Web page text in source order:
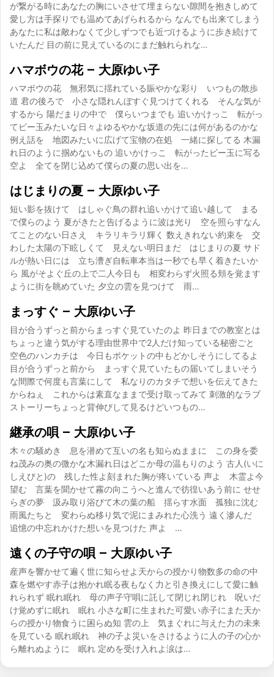
が繋がる時にあなたの胸にいさせて埋まらない隙間を抱きしめて
愛し方は手探りでも温めてあげられるから なんでも出来てしまう
あなたに私は敵わなくて少しずつでも近づけるように歩き続けて
いたんだ 目の前に見えているのにまだ触れられな…
ハマボウの花 – 大原ゆい子
ハマボウの花 無邪気に揺れている賑やかな彩り いつもの散歩
道 君の後ろで 小さな隠れんぼすぐ見つけてくれる そんな気が
するから 陽だまりの中で 僕らいつまでも 追いかけっこ 転がっ
てビー玉みたいな日々よゆるやかな坂道の先には何があるのかな
例え話を 地図みたいに広げて宝物の在処 一緒に探してる 木漏
れ日のように掴めないもの 追いかけっこ 転がったビー玉に写る
空よ 全てを閉じ込めて僕らの夏の思い出を…
はじまりの夏 – 大原ゆい子
短い影を抜けて はしゃぐ鳥の群れ追いかけて追い越して まる
で僕らのよう 夏がきたと告げるように波は光り 空を照らすなん
てことのない日さえ キラリキラリ輝く 数えきれない約束を 交
わした太陽の下眩しくて 見えない明日まだ はじまりの夏 サド
ルが熱い日には 立ち漕ぎ自転車本当は一秒でも早く着きたいか
ら 風がそよぐ丘の上で二人今日も 相変わらず火照る頬を覚ます
ように街を眺めていた 夕立の雲を見つけて 雨…
まっすぐ – 大原ゆい子
目が合うずっと前からまっすぐ見ていたのよ 昨日までの教室とは
ちょっと違う気がする理由世界中で2人だけ知っている秘密ごと
空色のハンカチは 今日もポケットの中もどかしそうにしてるよ
目が合うずっと前から まっすぐ見ていたもの届いてしまいそう
な間際で何度も言葉にして 私なりのカタチで想いを伝えてきた
からねぇ これからは素直なままで受け取ってみて 刺激的なラブ
ストーリーちょっと背伸びして見るけどいつもの…
継承の唄 – 大原ゆい子
木々の騒めき 息を潜めて互いの名も知らぬままに この身を委
ね茂みの奥の微かな木漏れ日はどこか母の温もりのよう 古人(いに
しえびと)の 残した性よ刻まれた胸が疼いている 声よ 木霊よ今
望む 言葉を聞かせて霧の向こうへと進んで彷徨いあう前に せせ
らぎの夢 汲み取り浴びて木の葉の船 揺らす水面 孤独に沈む
雨風たちと 変わらぬ移り気で泥にまみれた心洗う 遠く滲んだ
追憶の中忘れかけた想いを見つけた 声よ …
遠くの子守の唄 – 大原ゆい子
産声を響かせて遍く世に知らせよ天からの授かり物数多の命の中
森を燃やす赤子は抱かれ眠る夜もなく力と引き換えにして愛に触
れられず 眠れ眠れ 母の声子守唄に託して閉じれ閉じれ 呪いだ
け覚めずに眠れ 眠れ 小さな町に生まれた可愛い赤子にまた天か
らの授かり物食うに困らぬ知 雲の上 気まぐれに与えた力の未来
を見ている 眠れ眠れ 神の子よ災いをさけるように人の子の心か
ら離れぬように 眠れ 定めを受け入れよ涙は…